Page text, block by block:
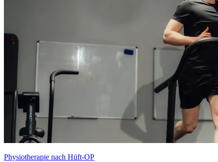
Physiotherapie nach Hüft-OP